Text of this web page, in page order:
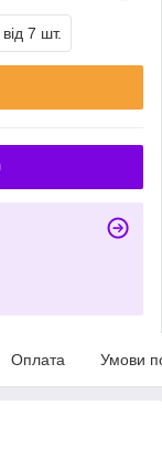
від 7 шт.
Оплата Умови